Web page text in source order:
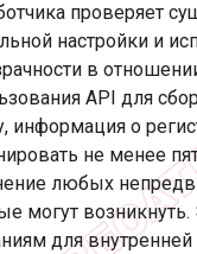
проверяет
настройки и
в
API для
информация о
не менее
любых
могут
для